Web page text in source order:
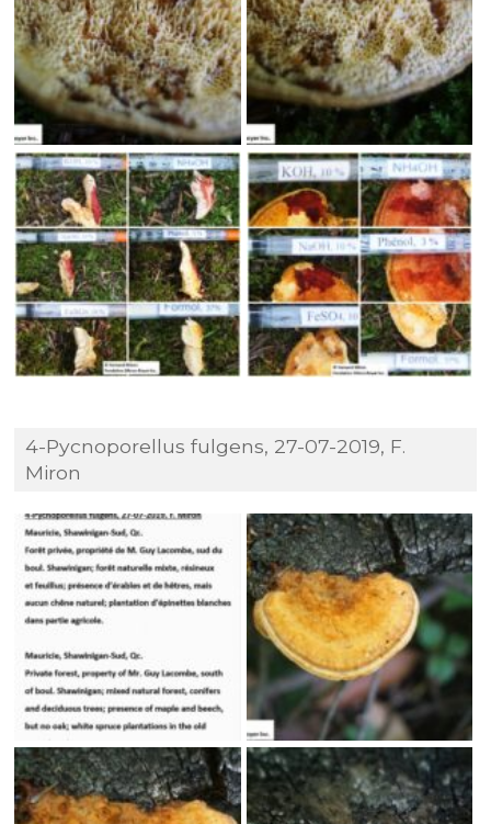
4-Pycnoporellus fulgens, 27-07-2019, F.
Miron